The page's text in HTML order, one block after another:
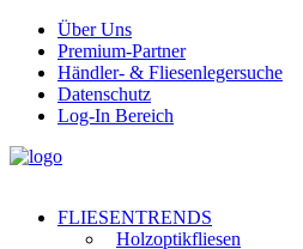
Über Uns
Premium-Partner
Händler- & Fliesenlegersuche
Datenschutz
Log-In Bereich
FLIESENTRENDS
Holzoptikfliesen